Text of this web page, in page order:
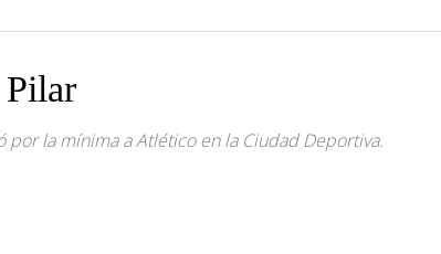
la mínima a Atlético en la Ciudad Deportiva.